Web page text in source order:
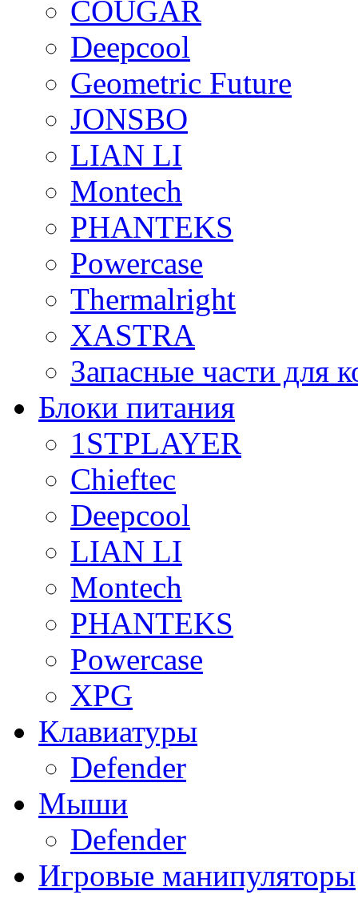
COUGAR
Deepcool
Geometric Future
JONSBO
LIAN LI
Montech
PHANTEKS
Powercase
Thermalright
XASTRA
Запасные части для
Блоки питания
1STPLAYER
Chieftec
Deepcool
LIAN LI
Montech
PHANTEKS
Powercase
XPG
Клавиатуры
Defender
Мыши
Defender
Игровые манипуляторы